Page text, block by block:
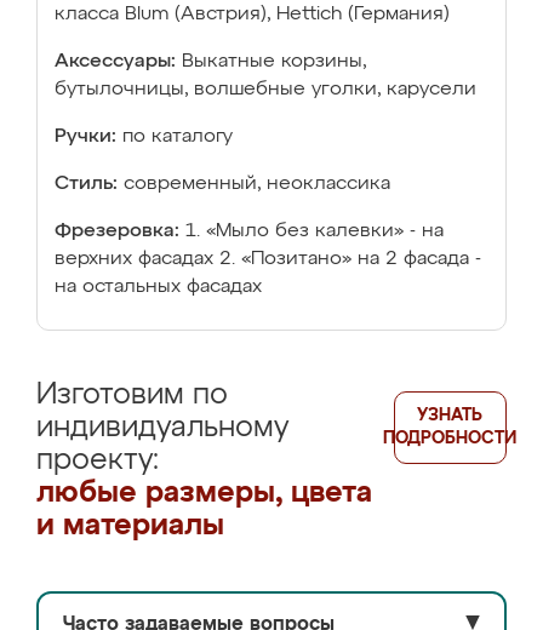
класса Blum (Австрия), Hettich (Германия)
Аксессуары: Выкатные корзины,
бутылочницы, волшебные уголки, карусели
Ручки: по каталогу
Стиль: современный, неоклассика
Фрезеровка: 1. «Мыло без калевки» - на
верхних фасадах 2. «Позитано» на 2 фасада -
на остальных фасадах
Изготовим по
индивидуальному
проекту:
любые размеры, цвета
и материалы
УЗНАТЬ
ПОДРОБНОСТИ
Часто задаваемые вопросы ▼